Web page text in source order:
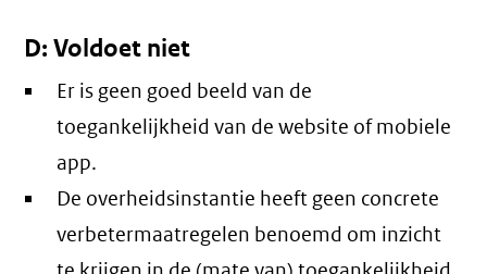
D: Voldoet niet
Er is geen goed beeld van de
toegankelijkheid van de website of mobiele
app.
De overheidsinstantie heeft geen concrete
verbetermaatregelen benoemd om inzicht